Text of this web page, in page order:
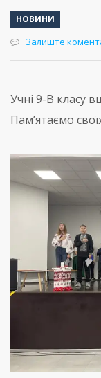
НОВИНИ
Залиште
Учні 9-В класу
Памʼятаємо